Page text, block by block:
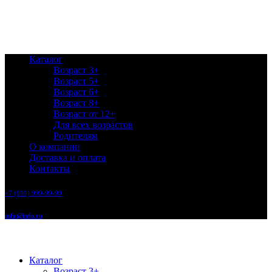
Каталог
Возраст 3+
Возраст 5+
Возраст 6+
Возраст 8+
Возраст от 12+
Для всех возрастов
Родителям
О компании
Доставка и оплата
Контакты
+7 (999) 999-99-99
info@info.ru
Каталог